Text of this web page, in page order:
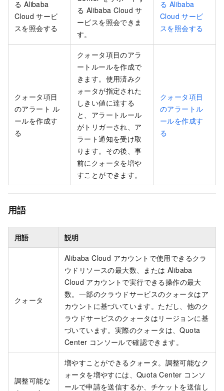
る Alibaba
Cloud サービ
スを照会する
る Alibaba Cloud サ
ービスを照会できま
す。
る Alibaba
Cloud サービ
スを照会する
クォータ項目
のアラート ル
ールを作成す
る
クォータ項目のアラ
ートルールを作成で
きます。使用済みク
ォータが指定された
しきい値に達する
と、アラートルール
がトリガーされ、ア
ラート通知を受け取
ります。その後、事
前にクォータを増や
すことができます。
クォータ項目
のアラートル
ールを作成す
る
用語
用語 説明
クォータ
Alibaba Cloud アカウントで使用できるクラ
ウドリソースの最大数、または Alibaba
Cloud アカウントで実行できる操作の最大
数。一部のクラウドサービスのクォータはア
カウントに基づいています。ただし、他のク
ラウドサービスのクォータはリージョンに基
づいています。実際のクォータは、Quota
Center コンソールで確認できます。
調整可能な
増やすことができるクォータ。調整可能なク
ォータを増やすには、Quota Center コンソ
ールで申請を送信するか、チケットを送信し